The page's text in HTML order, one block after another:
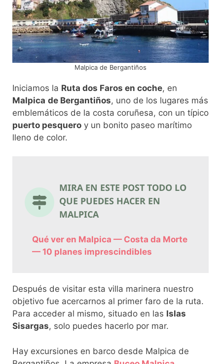
Malpica de Bergantiños
Iniciamos la Ruta dos Faros en coche, en
Malpica de Bergantiños, uno de los lugares más
emblemáticos de la costa coruñesa, con un típico
puerto pesquero y un bonito paseo marítimo
lleno de color.
MIRA EN ESTE POST TODO LO
QUE PUEDES HACER EN
MALPICA
Qué ver en Malpica — Costa da Morte
— 10 planes imprescindibles
Después de visitar esta villa marinera nuestro
objetivo fue acercarnos al primer faro de la ruta.
Para acceder al mismo, situado en las Islas
Sisargas, solo puedes hacerlo por mar.
Hay excursiones en barco desde Malpica de